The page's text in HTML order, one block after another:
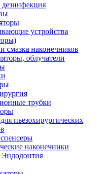
устройства
смазка наконечников
облучатели
трубки
пьезохирургических
наконечники
Эндодонтия